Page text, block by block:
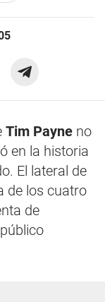
Tim Payne no
en la historia
El lateral de
de los cuatro
de